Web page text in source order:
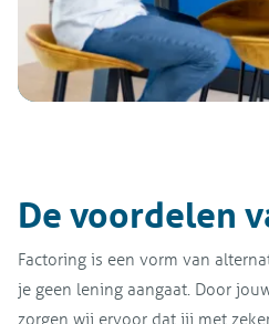
De voordelen
Factoring is een vorm van
je geen lening aangaat. Door
zorgen wij ervoor dat jij met